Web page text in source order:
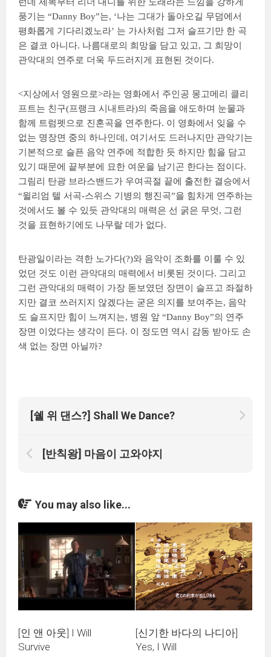
런데 제목부터 리더 대니를 위한 노래라는 느낌을 강하게
풍기는 “Danny Boy”는, ‘나는 그대가 돌아오길 무덤에서
평화롭게 기다리겠노라’ 는 가사처럼 그저 슬프기만 한 곡
은 결코 아니다. 나름대로의 희망을 담고 있고, 그 희망이
관악대의 연주로 더욱 두드러지게 표현된 것이다.
<지상에서 영원으로>라는 영화에서 주인공 몽고메리 클리
프트는 친구(프랭크 시내트라)의 죽음을 애도하며 눈물과
함께 트럼펫으로 진혼곡을 연주한다. 이 영화에서 잊을 수
없는 명장면 중의 하나인데, 여기서도 드러나지만 관악기는
기본적으로 슬픈 음악 연주에 적합한 듯 하지만 힘을 담고
있기 때문에 끝부분에 묘한 여운을 남기곤 한다는 점이다.
그림리 탄광 브라스밴드가 우여곡절 끝에 출전한 결승에서
“윌리엄 텔 서곡-스위스 기병의 행진곡”을 힘차게 연주하는
것에서도 볼 수 있듯 관악대의 매력은 선 굵은 무엇, 그런
것을 표현하기에도 나무랄 데가 없다.
탄광일이라는 격한 노가다(?)와 음악이 조화를 이룰 수 있
었던 것도 이런 관악대의 매력에서 비롯된 것이다. 그리고
그런 관악대의 매력이 가장 돋보였던 장면이 슬프고 좌절하
지만 결코 쓰러지지 않겠다는 굳은 의지를 보여주는, 음악
도 슬프지만 힘이 느껴지는, 병원 앞 “Danny Boy”의 연주
장면 이었다는 생각이 든다. 이 정도면 역시 감동 받아도 손
색 없는 장면 아닐까?
[쉘 위 댄스?] Shall We Dance?
[반칙왕] 마음이 고와야지
You may also like...
[인 앤 아웃] I Will
Survive
[신기한 바다의 나디아]
Yes, I Will